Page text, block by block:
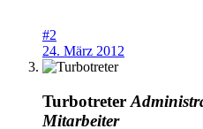
#2
24. März 2012
Turbotreter
Mitarbeiter